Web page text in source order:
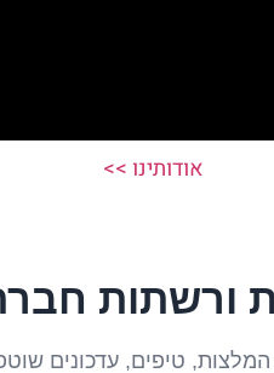
אודותינו >>
ורשתות
טיפים, עדכונים